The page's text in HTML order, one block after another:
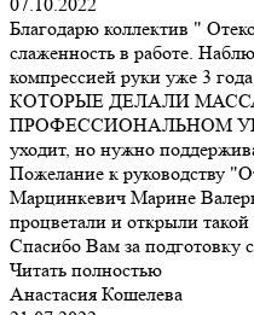
Благодарю коллектив "
слаженность в работе.
компрессией руки уже 3
КОТОРЫЕ ДЕЛАЛИ
ПРОФЕССИОНАЛЬНОМ
уходит, но нужно
Пожелание к руководству
Марцинкевич Марине
процветали и открыли такой
Спасибо Вам за подготовку
Читать полностью
Анастасия Кошелева